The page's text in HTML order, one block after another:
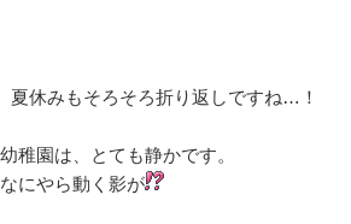
夏休みもそろそろ折り返しですね…！
稚園は、とても静かです。
にやら動く影が